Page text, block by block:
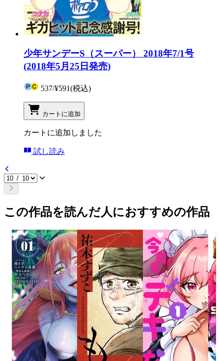
少年サンデーS（スーパー） 2018年7/1号
(2018年5月25日発売)
537/¥591(税込)
カートに追加
カートに追加しました
試し読み
この作品を読んだ人におすすめの作品